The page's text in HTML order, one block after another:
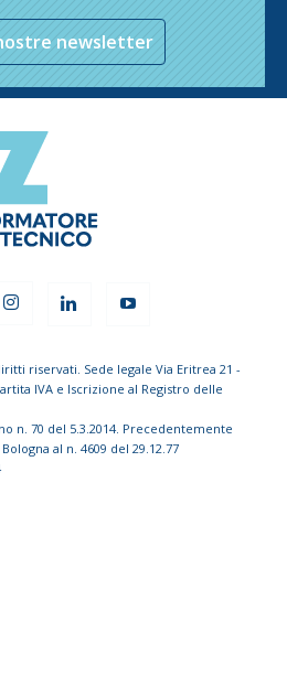
newsletter
riservati. Sede legale Via Eritrea 21 -
IVA e Iscrizione al Registro delle
n. 70 del 5.3.2014. Precedentemente
al n. 4609 del 29.12.77